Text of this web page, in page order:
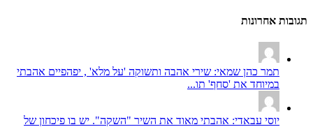
תגובות אחרונות
תמר כהן שמאי: שירי אהבה ותשוקה 'על מלא' , יפהפיים אהבתי
במיוחד את 'סחף' תו...
יוסי עבאדי: אהבתי מאוד את השיר "השקה". יש בו פיכחון של